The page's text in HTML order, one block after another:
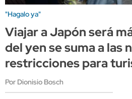
"Hagalo ya"
Viajar a Japón será
del yen se suma a las
restricciones para
Por Dionisio Bosch